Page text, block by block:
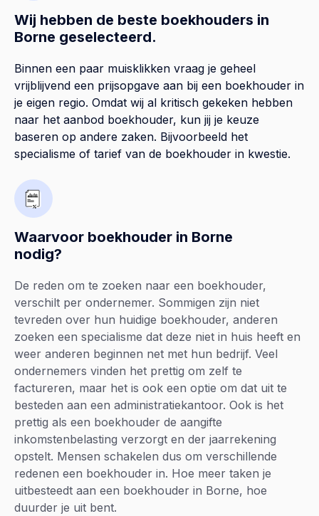
Wij hebben de beste boekhouders in
Borne geselecteerd.
Binnen een paar muisklikken vraag je geheel
vrijblijvend een prijsopgave aan bij een boekhouder in
je eigen regio. Omdat wij al kritisch gekeken hebben
naar het aanbod boekhouder, kun jij je keuze
baseren op andere zaken. Bijvoorbeeld het
specialisme of tarief van de boekhouder in kwestie.
Waarvoor boekhouder in Borne
nodig?
De reden om te zoeken naar een boekhouder,
verschilt per ondernemer. Sommigen zijn niet
tevreden over hun huidige boekhouder, anderen
zoeken een specialisme dat deze niet in huis heeft en
weer anderen beginnen net met hun bedrijf. Veel
ondernemers vinden het prettig om zelf te
factureren, maar het is ook een optie om dat uit te
besteden aan een administratiekantoor. Ook is het
prettig als een boekhouder de aangifte
inkomstenbelasting verzorgt en der jaarrekening
opstelt. Mensen schakelen dus om verschillende
redenen een boekhouder in. Hoe meer taken je
uitbesteedt aan een boekhouder in Borne, hoe
duurder je uit bent.